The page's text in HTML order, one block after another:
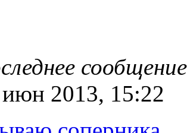
2013, 15:22